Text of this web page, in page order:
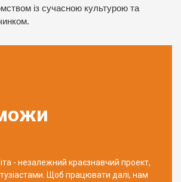
із сучасною культурою та
- незалежний краєзнавчий проект,
Щоб працювати далі, нам